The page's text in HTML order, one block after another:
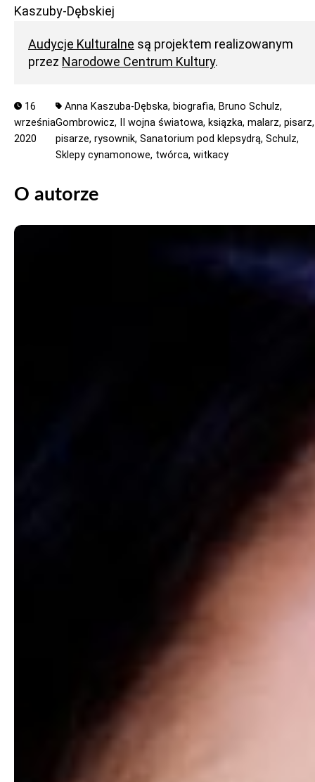
Kaszuby-Dębskiej
Audycje Kulturalne są projektem realizowanym
przez Narodowe Centrum Kultury.
16
września
2020
Anna Kaszuba-Dębska, biografia, Bruno Schulz,
Gombrowicz,
II wojna światowa, ksiązka, malarz, pisarz,
pisarze, rysownik, Sanatorium pod klepsydrą, Schulz,
Sklepy cynamonowe, twórca, witkacy
O autorze